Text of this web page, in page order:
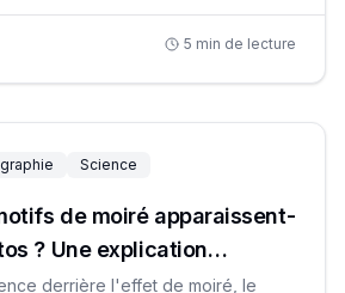
5 min de lecture
Science
de moiré apparaissent-
? Une explication
derrière l'effet de moiré, le